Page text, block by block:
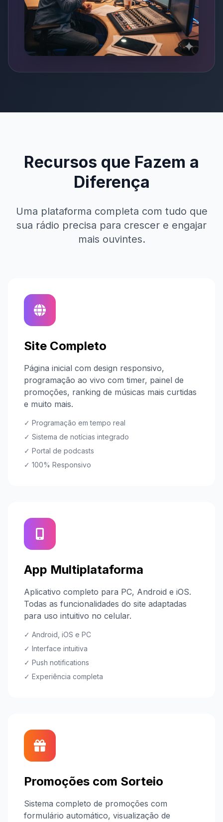
Recursos que Fazem a
Diferença
Uma plataforma completa com tudo que
sua rádio precisa para crescer e engajar
mais ouvintes.
Site Completo
Página inicial com design responsivo,
programação ao vivo com timer, painel de
promoções, ranking de músicas mais curtidas
e muito mais.
✓ Programação em tempo real
✓ Sistema de notícias integrado
✓ Portal de podcasts
✓ 100% Responsivo
App Multiplataforma
Aplicativo completo para PC, Android e iOS.
Todas as funcionalidades do site adaptadas
para uso intuitivo no celular.
✓ Android, iOS e PC
✓ Interface intuitiva
✓ Push notifications
✓ Experiência completa
Promoções com Sorteio
Sistema completo de promoções com
formulário automático, visualização de